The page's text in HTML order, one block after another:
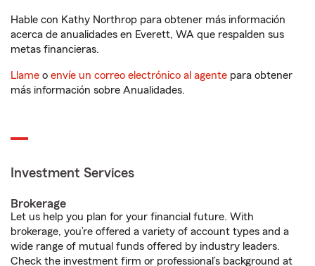
Hable con Kathy Northrop para obtener más información
acerca de anualidades en Everett, WA que respalden sus
metas financieras.
Llame o envíe un correo electrónico al agente para obtener
más información sobre Anualidades.
Investment Services
Brokerage
Let us help you plan for your financial future. With
brokerage, you’re offered a variety of account types and a
wide range of mutual funds offered by industry leaders.
Check the investment firm or professional’s background at